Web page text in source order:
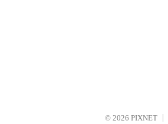
© 2026 PIXNET